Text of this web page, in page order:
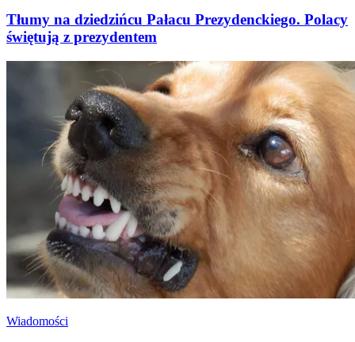
Tłumy na dziedzińcu Pałacu Prezydenckiego. Polacy
świętują z prezydentem
Wiadomości